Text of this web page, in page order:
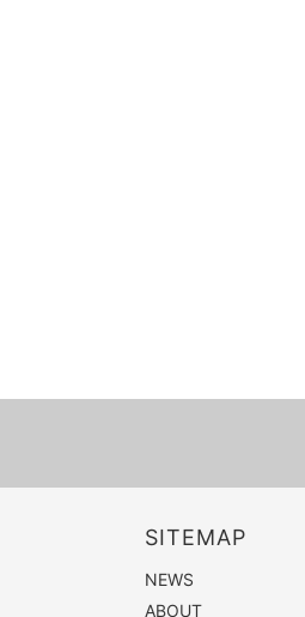
SITEMAP
NEWS
ABOUT